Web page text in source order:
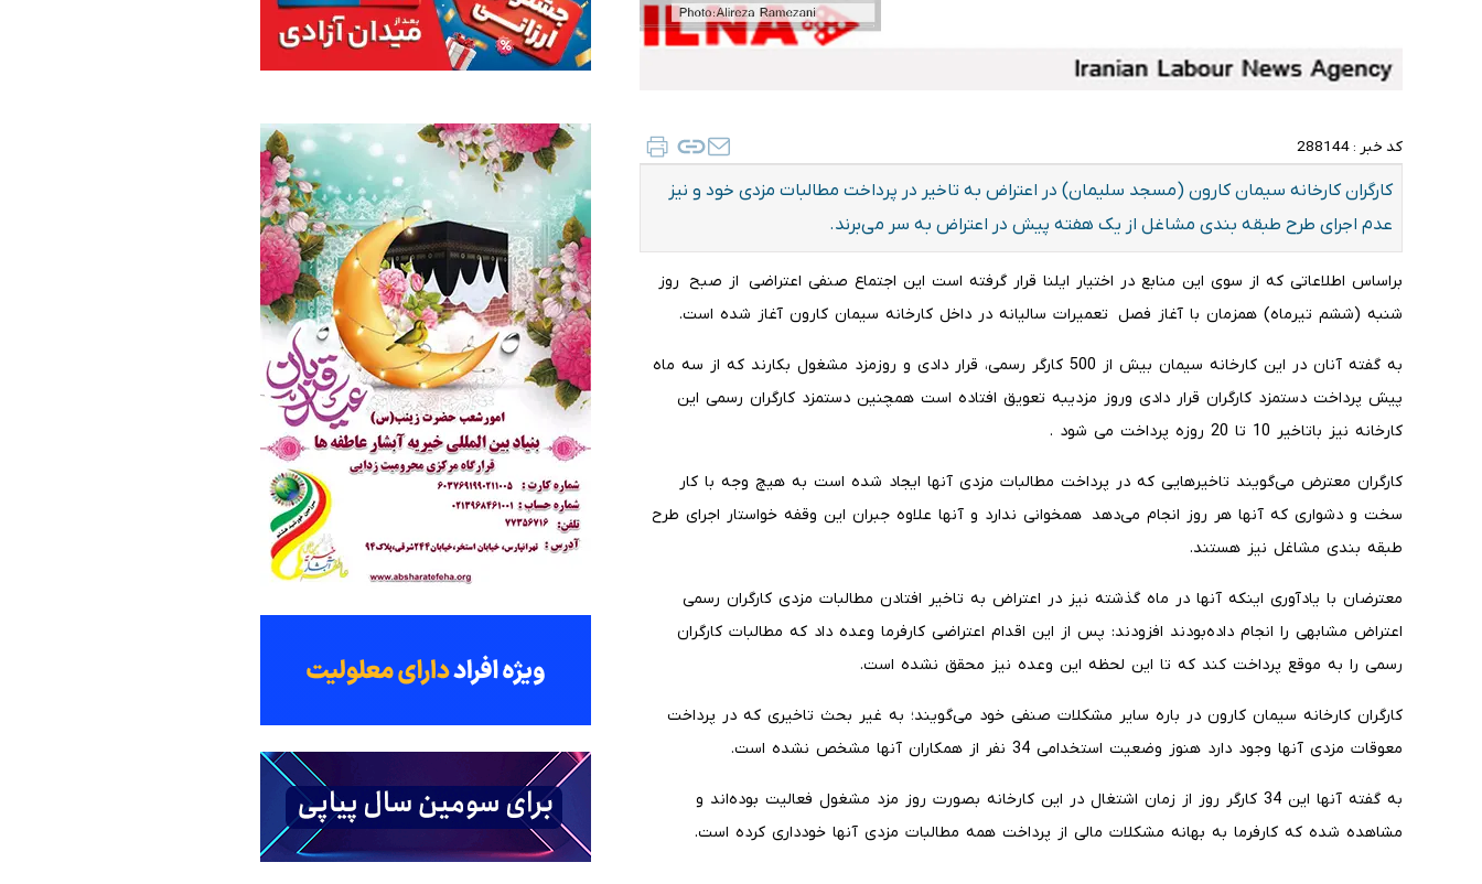
کد خبر : 288144
کارگران کارخانه سیمان کارون (مسجد سلیمان) در اعتراض به تاخیر در پرداخت مطالبات مزدی خود و نیز
عدم اجرای طرح طبقه بندی مشاغل از یک هفته پیش در اعتراض به سر می‌برند.
براساس اطلاعاتی که از سوی این منابع در اختیار ایلنا قرار گرفته است این اجتماع صنفی اعتراضی از صبح روز
شنبه (ششم تیرماه) همزمان با آغاز فصل تعمیرات سالیانه در داخل کارخانه سیمان کارون آغاز شده است.
به گفته آنان در این کارخانه سیمان بیش از 500 کارگر رسمی، قرار دادی و روزمزد مشغول بکارند که از سه ماه
پیش پرداخت دستمزد کارگران قرار دادی وروز مزدیبه تعویق افتاده است همچنین دستمزد کارگران رسمی این
کارخانه نیز باتاخیر 10 تا 20 روزه پرداخت می شود .
کارگران معترض می‌گویند تاخیر‌هایی که در پرداخت مطالبات مزدی آنها ایجاد شده است به هیچ وجه با کار
سخت و دشواری که آنها هر روز انجام می‌دهد همخوانی ندارد و آنها علاوه جبران این وقفه خواستار اجرای طرح
طبقه بندی مشاغل نیز هستند.
معترضان با یادآوری اینکه آنها در ماه گذشته نیز در اعتراض به تاخیر افتادن مطالبات مزدی کارگران رسمی
اعتراض مشابهی را انجام داده‌بودند افزودند: پس از این اقدام اعتراضی کارفرما وعده داد که مطالبات کارگران
رسمی را به موقع پرداخت کند که تا این لحظه این وعده نیز محقق نشده است.
کارگران کارخانه سیمان کارون در باره سایر مشکلات صنفی خود می‌گویند؛ به غیر بحث تاخیری که در پرداخت
معوقات مزدی آنها وجود دارد هنوز وضعیت استخدامی 34 نفر از همکاران آنها مشخص نشده است.
به گفته آنها این 34 کارگر روز از زمان اشتغال در این کارخانه بصورت روز مزد مشغول فعالیت بوده‌اند و
مشاهده شده که کارفرما به بهانه مشکلات مالی از پرداخت همه مطالبات مزدی آنها خودداری کرده است.